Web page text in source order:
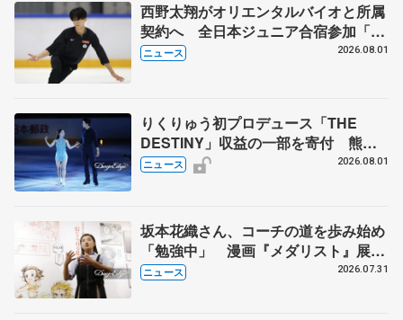
西野太翔がオリエンタルバイオと所属
契約へ 全日本ジュニア合宿参加「結
果残していかないと」 講師はジェー
ニュース 2026.08.01
りくりゅう初プロデュース「THE
DESTINY」収益の一部を寄付 熊本
地震、被災者支援
ニュース 2026.08.01
坂本花織さん、コーチの道を歩み始め
「勉強中」 漫画『メダリスト』展覧
会で子どもたちにエール
ニュース 2026.07.31